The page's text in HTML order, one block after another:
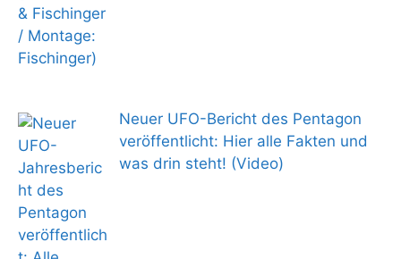
Neuer UFO-Bericht des Pentagon
veröffentlicht: Hier alle Fakten und
was drin steht! (Video)